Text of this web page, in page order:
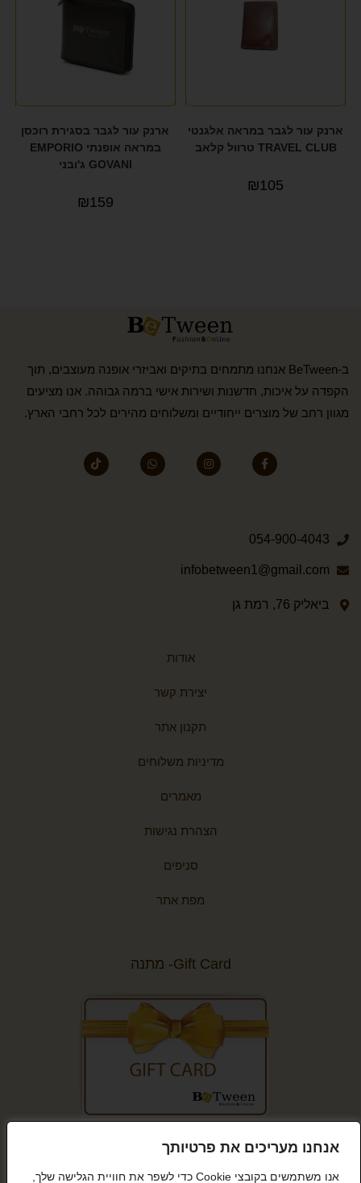
אנחנו מעריכים את פרטיותך
אנו משתמשים בקובצי Cookie כדי לשפר את חוויית הגלישה שלך,
ארנק עור לגבר במראה אלגנטי
TRAVEL CLUB טרוול קלאב
₪105
ארנק עור לגבר בסגירת רוכסן
במראה אופנתי EMPORIO
GOVANI ג'ובני
₪159
ב-BeTween אנחנו מתמחים בתיקים ואביזרי אופנה מעוצבים, תוך
הקפדה על איכות, חדשנות ושירות אישי ברמה גבוהה. אנו מציעים
מגוון רחב של מוצרים ייחודיים ומשלוחים מהירים לכל רחבי הארץ.
054-900-4043
infobetween1@gmail.com
ביאליק 76, רמת גן
אודות
יצירת קשר
תקנון אתר
מדיניות משלוחים
מאמרים
הצהרת נגישות
סניפים
מפת אתר
Gift Card- מתנה
קנייה מאובטחת